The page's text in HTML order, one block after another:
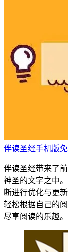
伴读圣经手机版
伴读圣经带来了
神圣的文字之中
断进行优化与更
轻松根据自己的
尽享阅读的乐趣。